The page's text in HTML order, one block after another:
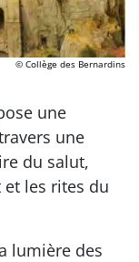
© Collège des Bernardins
une
une
du salut,
les rites du
lumière des